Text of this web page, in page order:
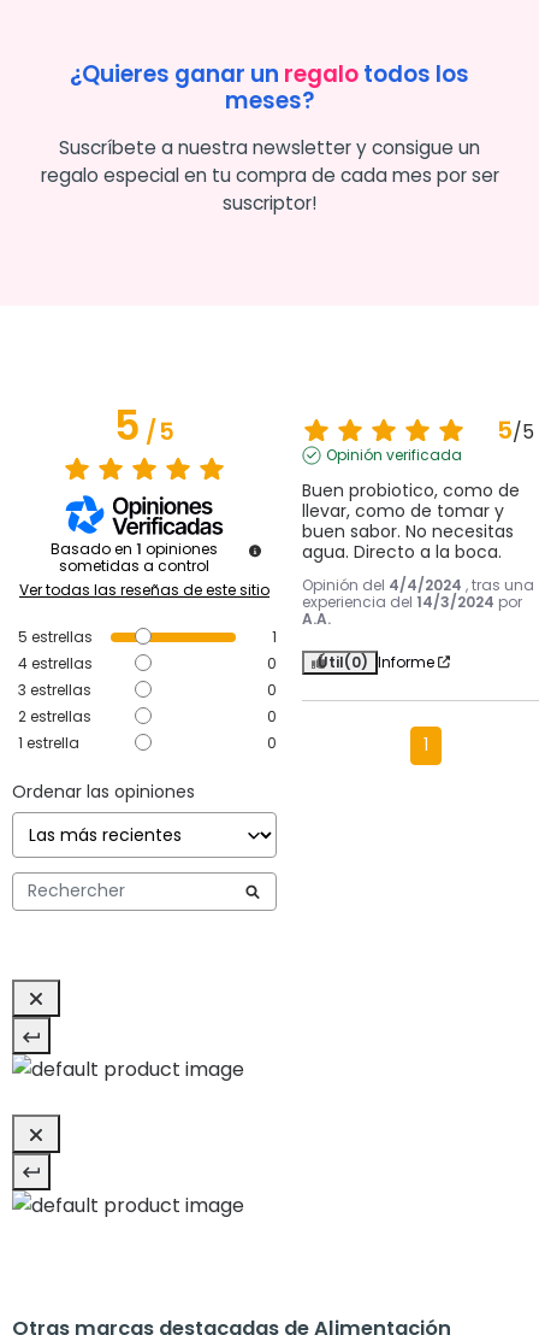
¿Quieres ganar un regalotodos los
meses?
Suscríbete a nuestra newsletter y consigue un
regalo especial en tu compra de cada mes por ser
suscriptor!
5/5
Basado en 1 opiniones
sometidas a control
Ver todas las reseñas de este sitio
5 estrellas
1
4estrellas
0
3 estrellas
0
2estrellas
0
1 estrella 0
Ordenar las opiniones
5/5
Opinión verificada
Buen probiotico, como de
llevar, como de tomar y
buen sabor. No necesitas
agua. Directo a la boca.
Opinión del 4/4/2024 , tras una
experiencia del 14/3/2024 por
A.A.
Útil(0) Informe
1
Otras marcas destacadas de Alimentación